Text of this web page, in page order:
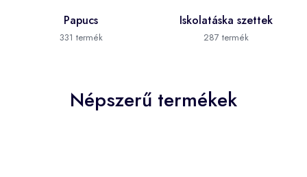
Papucs
331 termék
Iskolatáska szettek
287 termék
Népszerű termékek